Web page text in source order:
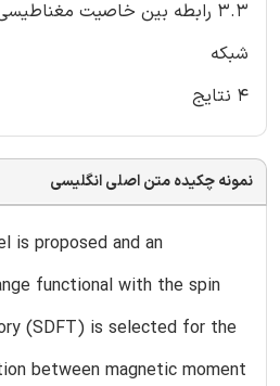
3.3 رابطه بین خاصیت
شبکه
4 نتایج
نمونه چکیده متن اصلی انگلیسی
is proposed and an
functional with the spin
(SDFT) is selected for the
between magnetic moment